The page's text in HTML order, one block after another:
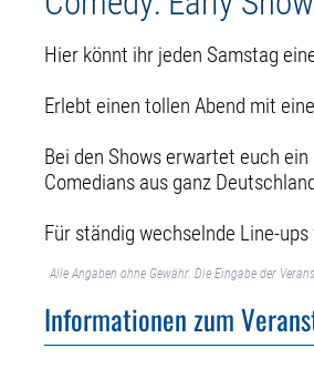
Hier könnt ihr jeden Samstag
Erlebt einen tollen Abend mit
Bei den Shows erwartet euch
Comedians aus ganz
Für ständig wechselnde Line-
Alle Angaben ohne Gewähr. Die Eingabe der
Informationen zum